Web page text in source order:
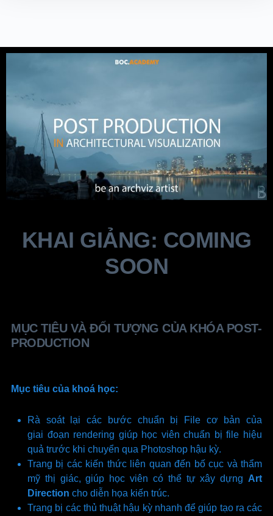
KHAI GIẢNG: COMING
SOON
MỤC TIÊU VÀ ĐỐI TƯỢNG CỦA KHÓA POST-
PRODUCTION
Mục tiêu của khoá học:
Rà soát lại các bước chuẩn bị File cơ bản của
giai đoạn rendering giúp học viên chuẩn bị file hiệu
quả trước khi chuyển qua Photoshop hậu kỳ.
Trang bị các kiến thức liên quan đến bố cục và thẩm
mỹ thị giác, giúp học viên có thể tự xây dựng Art
Direction cho diễn họa kiến trúc.
Trang bị các thủ thuật hậu kỳ nhanh để giúp tạo ra các